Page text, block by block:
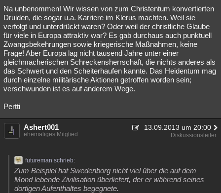
Na unbenommen! Wir wissen von zum Christentum konvertierten
Druiden, die sogar u.a. Karriere im Klerus machten. Weil sie
verfolgt und unterdrückt waren? Oder weil der christliche Glaube
für viele in Europa attraktiv war? Es gab durchaus auch punktuell
Zwangsbekehrungen sowie kriegerische Maßnahmen, keine
Frage! Aber Europa lag nicht tausend Jahre unter einer
gleichmacherischen Schreckensherrschaft, die nichts anderes als
das Schwert und den Scheiterhaufen kannte. Das Heidentum mag
durch einzelne militärische Aktionen getroffen worden sein;
verschwunden ist es auf anderem Wege.
Pertti
Ashert001 13.09.2013 um 20:00
ehemaliges Mitglied Diskussionsleiter
futureman schrieb:
Zum Beispiel hat Swedenborg nicht viel über die auf dem
Mond lebende Zivilisation überliefert, der er während seines
dortigen Aufenthaltes begegnete.